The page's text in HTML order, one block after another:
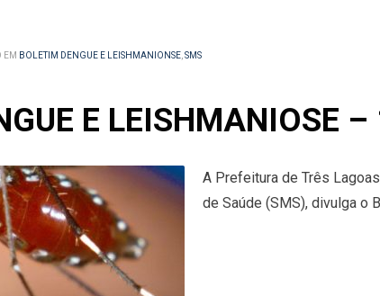
EM BOLETIM DENGUE E LEISHMANIONSE,SMS
E LEISHMANIOSE
A Prefeitura de Três
de Saúde (SMS), divulga o